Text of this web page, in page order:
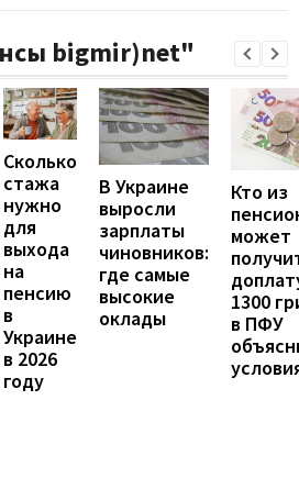
bigmir)net"
Сколько
стажа
нужно
для
выхода
на
пенсию
в
Украине
в 2026
году
В Украине
выросли
зарплаты
чиновников:
где самые
высокие
оклады
Кто из
может
1300
в ПФУ